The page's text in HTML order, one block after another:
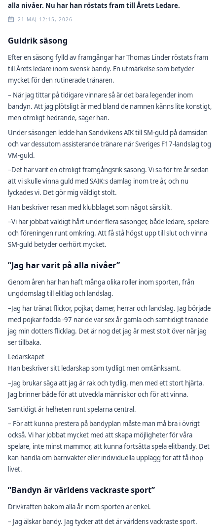
alla nivåer. Nu har han röstats fram till Årets Ledare.
21 MAJ 12:15, 2026
Guldrik säsong
Efter en säsong fylld av framgångar har Thomas Linder röstats fram
till Årets ledare inom svensk bandy. En utmärkelse som betyder
mycket för den rutinerade tränaren.
– När jag tittar på tidigare vinnare så är det bara legender inom
bandyn. Att jag plötsligt är med bland de namnen känns lite konstigt,
men otroligt hedrande, säger han.
Under säsongen ledde han Sandvikens AIK till SM-guld på damsidan
och var dessutom assisterande tränare när Sveriges F17-landslag tog
VM-guld.
–Det har varit en otroligt framgångsrik säsong. Vi sa för tre år sedan
att vi skulle vinna guld med SAIK:s damlag inom tre år, och nu
lyckades vi. Det gör mig väldigt stolt.
Han beskriver resan med klubblaget som något särskilt.
–Vi har jobbat väldigt hårt under flera säsonger, både ledare, spelare
och föreningen runt omkring. Att få stå högst upp till slut och vinna
SM-guld betyder oerhört mycket.
”Jag har varit på alla nivåer”
Genom åren har han haft många olika roller inom sporten, från
ungdomslag till elitlag och landslag.
–Jag har tränat flickor, pojkar, damer, herrar och landslag. Jag började
med pojkar födda -97 när de var sex år gamla och samtidigt tränade
jag min dotters flicklag. Det är nog det jag är mest stolt över när jag
ser tillbaka.
Ledarskapet
Han beskriver sitt ledarskap som tydligt men omtänksamt.
–Jag brukar säga att jag är rak och tydlig, men med ett stort hjärta.
Jag brinner både för att utveckla människor och för att vinna.
Samtidigt är helheten runt spelarna central.
– För att kunna prestera på bandyplan måste man må bra i övrigt
också. Vi har jobbat mycket med att skapa möjligheter för våra
spelare, inte minst mammor, att kunna fortsätta spela elitbandy. Det
kan handla om barnvakter eller individuella upplägg för att få ihop
livet.
”Bandyn är världens vackraste sport”
Drivkraften bakom alla år inom sporten är enkel.
– Jag älskar bandy. Jag tycker att det är världens vackraste sport.